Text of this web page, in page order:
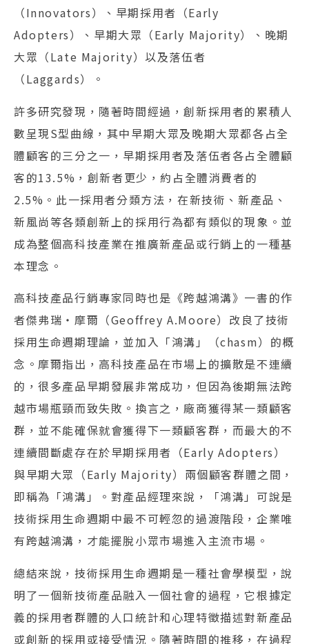
（Innovators）、早期採用者（Early
Adopters）、早期大眾（Early Majority）、晚期
大眾（Late Majority）以及落伍者
（Laggards）。
許多研究發現，隨著時間經過，創新採用者的累積人
數呈現S型曲線，其中早期大眾及晚期大眾都各占全
體顧客的三分之一，早期採用者及落伍者各占全體顧
客的13.5%，創新者更少，約占全體消費者的
2.5%。此一採用者分類方法，在新技術、新產品、
新風尚等各類創新上的採用行為都有類似的現象。並
成為整個高科技產業在推廣新產品或行銷上的一種基
本理念。
高科技產品行銷專家同時也是《跨越鴻溝》一書的作
者傑弗瑞‧摩爾（Geoffrey A.Moore）改良了技術
採用生命週期理論，並加入「鴻溝」（chasm）的概
念。摩爾指出，高科技產品在市場上的擴散是不連續
的，很多產品早期發展非常成功，但因為後期無法跨
越市場瓶頸而致失敗。換言之，廠商獲得某一類顧客
群，並不能確保就會獲得下一類顧客群，而最大的不
連續間斷處存在於早期採用者（Early Adopters）
與早期大眾（Early Majority）兩個顧客群體之間，
即稱為「鴻溝」。對產品經理來說，「鴻溝」可說是
技術採用生命週期中最不可輕忽的過渡階段，企業唯
有跨越鴻溝，才能擺脫小眾市場進入主流市場。
總結來說，技術採用生命週期是一種社會學模型，說
明了一個新技術產品融入一個社會的過程，它根據定
義的採用者群體的人口統計和心理特徵描述對新產品
或創新的採用或接受情況。隨著時間的推移，在過程